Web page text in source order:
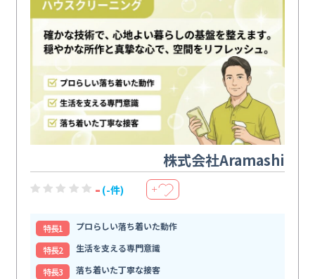
株式会社Aramashi
- (-件) ＋
特⻑1
プロらしい落ち着いた動作
特⻑2
生活を支える専門意識
特⻑3
落ち着いた丁寧な接客